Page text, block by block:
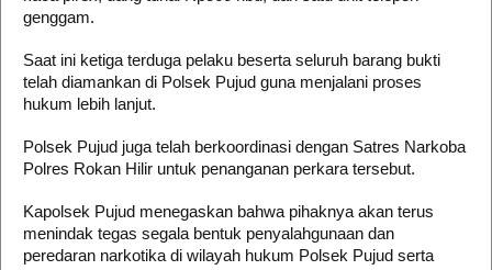
genggam.
Saat ini ketiga terduga pelaku beserta seluruh barang bukti
telah diamankan di Polsek Pujud guna menjalani proses
hukum lebih lanjut.
Polsek Pujud juga telah berkoordinasi dengan Satres Narkoba
Polres Rokan Hilir untuk penanganan perkara tersebut.
Kapolsek Pujud menegaskan bahwa pihaknya akan terus
menindak tegas segala bentuk penyalahgunaan dan
peredaran narkotika di wilayah hukum Polsek Pujud serta